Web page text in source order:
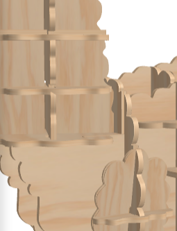
soporte de balón
soporte